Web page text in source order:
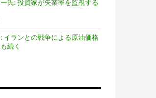
氏: 投資家が失業率を監視する
イランとの戦争による原油価格
続く